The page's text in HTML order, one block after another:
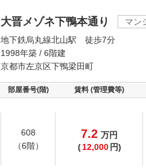
大晋メゾネ下鴨本通り
マン
地下鉄烏丸線北山駅 徒歩7分
1998年築 / 6階建
京都市左京区下鴨梁田町
部屋番号(階) 賃料 (管理費等)
608
（6階）
7.2 万円
( 12,000 円)